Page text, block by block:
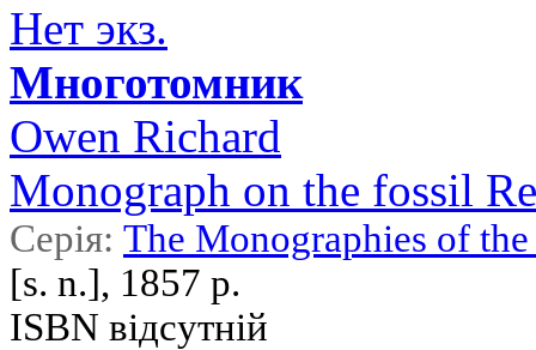
Нет экз.
Многотомник
Owen Richard
Monograph on the fossil
Серія: The Monographies of
[s. n.], 1857 р.
ISBN відсутній